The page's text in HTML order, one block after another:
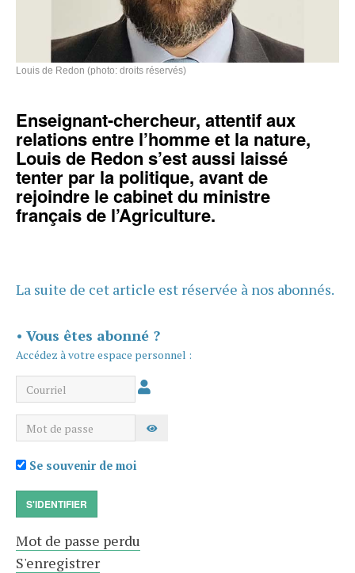
Louis de Redon (photo: droits réservés)
Enseignant-chercheur, attentif aux
relations entre l’homme et la nature,
Louis de Redon s’est aussi laissé
tenter par la politique, avant de
rejoindre le cabinet du ministre
français de l’Agriculture.
La suite de cet article est réservée à nos abonnés.
• Vous êtes abonné ?
Accédez à votre espace personnel :
Courriel
Mot de passe AFFICHER LE MOT DE PASSE
Se souvenir de moi
S'IDENTIFIER
Mot de passe perdu
S'enregistrer